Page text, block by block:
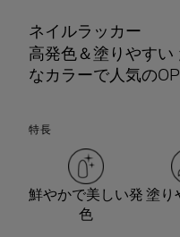
ネイルラッカー
高発色＆塗りやす
なカラーで人気の
特長
鮮やかで美しい発
色
塗り